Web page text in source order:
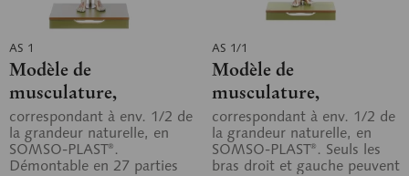
AS 1
Modèle de
musculature,
mannequin masculin
correspondant à env. 1/2 de
la grandeur naturelle, en
SOMSO-PLAST®.
Démontable en 27 parties
AS 1/1
Modèle de
musculature,
mannequin masculin
correspondant à env. 1/2 de
la grandeur naturelle, en
SOMSO-PLAST®. Seuls les
bras droit et gauche peuvent